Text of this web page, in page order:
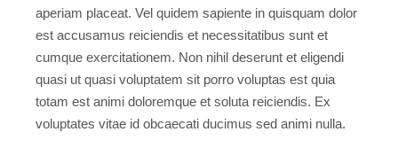
aperiam placeat. Vel quidem sapiente in quisquam dolor
est accusamus reiciendis et necessitatibus sunt et
cumque exercitationem. Non nihil deserunt et eligendi
quasi ut quasi voluptatem sit porro voluptas est quia
totam est animi doloremque et soluta reiciendis. Ex
voluptates vitae id obcaecati ducimus sed animi nulla.